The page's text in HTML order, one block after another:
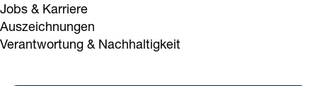
Jobs & Karriere
Auszeichnungen
Verantwortung & Nachhaltigkeit